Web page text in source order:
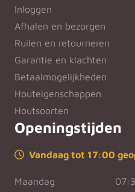
Inloggen
Afhalen en bezorgen
Ruilen en retourneren
Garantie en klachten
Betaalmogelijkheden
Houteigenschappen
Houtsoorten
Openingstijden
Vandaag tot 17:00
Maandag